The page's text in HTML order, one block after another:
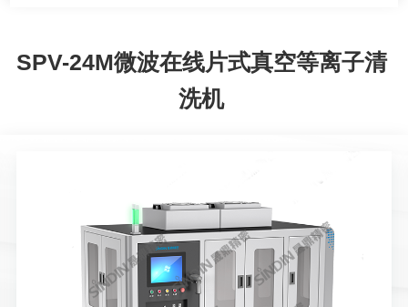
SPV-24M微波在线片式真空等离子清
洗机